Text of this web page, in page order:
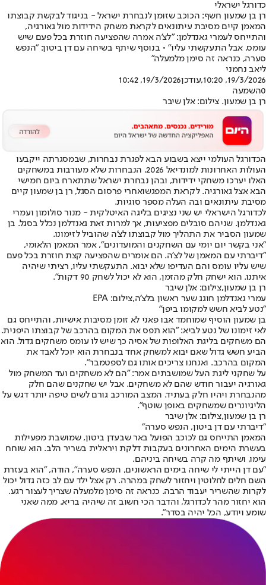
כדורגל ישראלי
רן בן שמעון חשף: הכוכב שזומן לנבחרת ישראל - בניגוד לבקשת קבוצתו
המאמן קיים מסיבת עיתונאים לקראת משחק הידידות מול גאורגיה,
והתייחס לעמרי גאנדלמן: "לצ'ה אמרה שהפציעה חוזרת בכל פעם שיש
עומס, אבל התעקשתי עליו" • בנוסף שיתף בשיחה עם דן ביטון: "הנפש
סערה, כנראה זה סימן מלמעלה"
ליאב נחמני
19/3/2026, 10:20
,עודכן19/3/2026, 10:42
0השמעה
רן בן שמעון. צילום: אלן שיבר
הכדורגל העולמי ייצא בשבוע הבא לפגרת נבחרות, שבמסגרתה ייקבעו
העולות האחרונות למונדיאל 2026. הנבחרות שלא מעורבות במשחקים
האלו יערכו משחקי ידידות, ובהן נבחרת ישראל שתתארח ביום חמישי
הבא אצל גאורגיה. לקראת המפגשואחרי פרסום הסגל, רן בן שמעון קיים
מסיבת עיתונאים ובה העלה מספר סוגיות.
לכדורגל הישראלי יש שני נציגים בליגה האיטלקית - מנור סולומון ועמרי
גאנדלמן. שניהם סובלים מפציעות, אך למרות זאת גאנדלמן נכלל בסגל. בן
שמעון הסביר את התהליך מול קבוצתו לצ'ה שהוביל לזימונו.
"אני בקשר יום יומי עם השחקנים והמועדונים", אמר המאמן הלאומי,
"דיברתי עם המאמן של לצ'ה. הם אומרים שהפציעה קצת חוזרת בכל פעם
שיש עליו עומס והם העדיפו שלא יבוא. התעקשתי עליו, רציתי שיהיה
איתנו. הוא ישחק חלק מהזמן, הוא לא יכול לשחק 90 דקות".
רן בן שמעון,צילום: אלן שיבר
עמרי גאנדלמן חוגג שער ראשון בלצ'ה,צילום: EPA
"נטע לביא חשש למקומו ביפן"
בן שמעון הוסיף שמוחמד אבו פאני לא זומן מסיבות אישיות, והתייחס גם
לאי זימונו של נטע לביא: "הוא תפס את המקום בהרכב של קבוצתו היפנית.
הם משחקים בליגת האלופות של אסיה כך שיש לו עומס משחקים גדול. הוא
הביע חשש גדול שאם יבוא למשחק אחד בנבחרת הוא יוכל לאבד את
המקום בהרכב. ואנחנו צריכים אותו גם לספטמבר".
על שחקני ליגת העל שמושבתים אמר: "הם לא משחקים ועד המשחק מול
גאורגיה יעבור חודש שהם לא משחקים. אבל יש שחקנים שהם חלק
מהנבחרת ויהיו חלק בעתיד. המצב המורכב גורם לשים טיפה יותר דגש על
הליגיונרים שמשחקים באופן שוטף".
רן בן שמעון,צילום: אלן שיבר
"דיברתי עם דן ביטון, הנפש סערה"
המאמן התייחס גם לכוכב הפועל באר שבעדן ביטון, שמושבת מפעילות
בעשרת הימים האחרונים בעקבות דלקת ויראלית בשריר הלב. הוא שוחח
עימו, ושיתף מה קרה בשיחה ביניהם.
"עם דן הייתי לי שיחה בימים הראשונים, הנפש סערה", הודה, "הוא בעזרת
השם חלים לחלוטין ויחזור לשחק במהרה. רק אצל ילד עם לב כזה גדול יכול
לקרות שהשריר יעבוד הרבה. כנראה זה סימן מלמעלה שצריך לעצור רגע.
הוא יחזור מהר לכדורגל, והדבר הכי חשוב זה שיהיה בריא. ממה שאני
שומע ויודע, הכל יהיה בסדר".